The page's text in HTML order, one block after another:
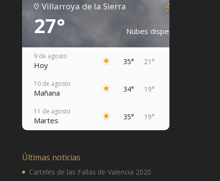
Villarroya de la Sierra
27° Nubes dispersas
9 de agosto
Hoy 35° 21°
10 de agosto
Mañana 34° 19°
11 de agosto
Martes 35° 19°
Jueves 38° 23°
Últimas noticias
Carteles de las Fallas de Valencia 2020